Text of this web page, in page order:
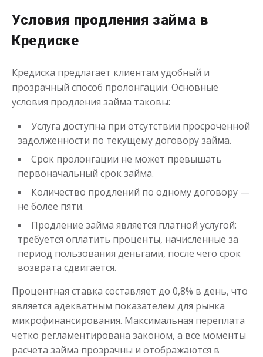
Одолжим до 30 дней
Сумма
Срок от 1до 30 дня
Получить
Переведём в долг
Сумма до50 000₽
Срок от 1до 21 дня
Получить
Условия продления займа в
Кредиске
Кредиска предлагает клиентам удобный и
прозрачный способ пролонгации. Основные
условия продления займа таковы:
Услуга доступна при отсутствии просроченной
задолженности по текущему договору займа.
Срок пролонгации не может превышать
первоначальный срок займа.
Количество продлений по одному договору —
не более пяти.
Продление займа является платной услугой:
требуется оплатить проценты, начисленные за
период пользования деньгами, после чего срок
возврата сдвигается.
Процентная ставка составляет до 0,8% в день, что
является адекватным показателем для рынка
микрофинансирования. Максимальная переплата
четко регламентирована законом, а все моменты
расчета займа прозрачны и отображаются в